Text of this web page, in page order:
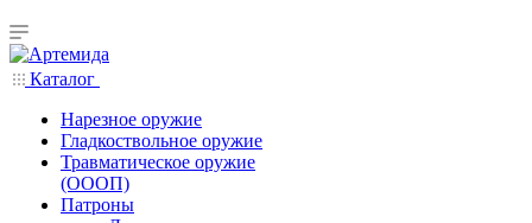
Каталог
Нарезное оружие
Гладкоствольное оружие
Травматическое оружие
(ОООП)
Патроны